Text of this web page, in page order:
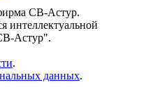
СВ-Астур.
интеллектуальной
Астур".
.
данных.